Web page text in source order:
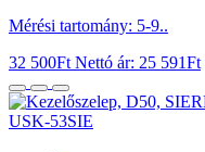
Mérési tartomány: 5-9..
32 500Ft Nettó ár: 25 591Ft
USK-53SIE